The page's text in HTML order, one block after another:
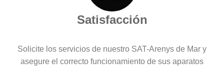
Satisfacción
Solicite los servicios de nuestro SAT-Arenys de Mar y
asegure el correcto funcionamiento de sus aparatos